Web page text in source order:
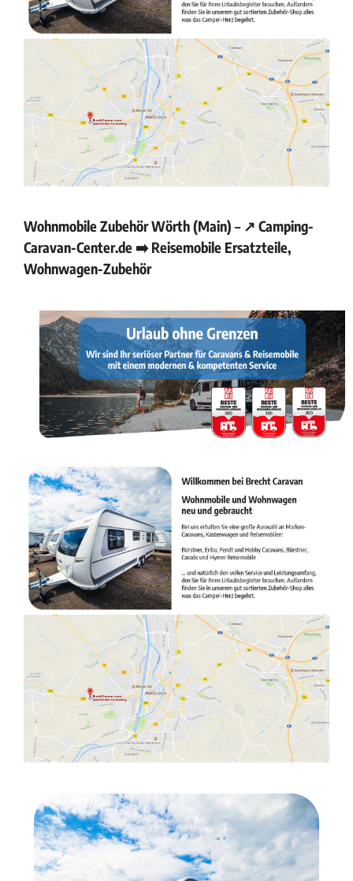
Wohnmobile Zubehör Wörth (Main) – ↗️ Camping-
Caravan-Center.de ➡️ Reisemobile Ersatzteile,
Wohnwagen-Zubehör